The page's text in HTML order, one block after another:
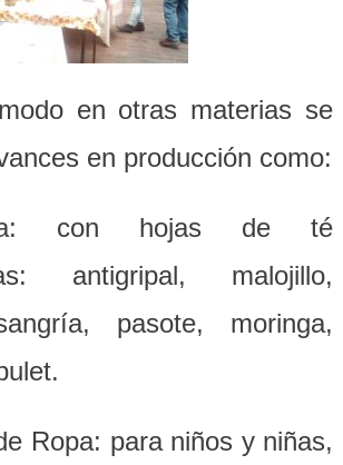
en otras materias se
en producción como:
con hojas de té
antigripal, malojillo,
pasote, moringa,
Ropa: para niños y niñas,